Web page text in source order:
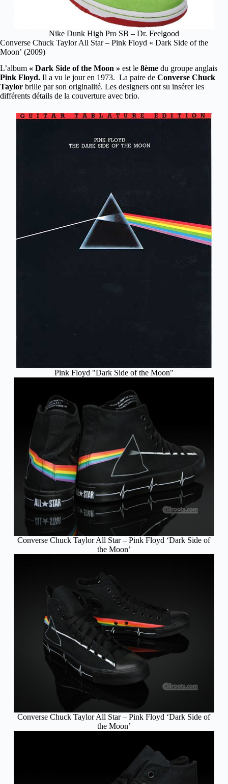
Nike Dunk High Pro SB – Dr. Feelgood
Converse Chuck Taylor All Star – Pink Floyd « Dark Side of the
Moon’ (2009)
L’album « Dark Side of the Moon » est le 8ème du groupe anglais
Pink Floyd. Il a vu le jour en 1973. La paire de Converse Chuck
Taylor brille par son originalité. Les designers ont su insérer les
différents détails de la couverture avec brio.
Pink Floyd "Dark Side of the Moon"
Converse Chuck Taylor All Star – Pink Floyd ‘Dark Side of
the Moon’
Converse Chuck Taylor All Star – Pink Floyd ‘Dark Side of
the Moon’